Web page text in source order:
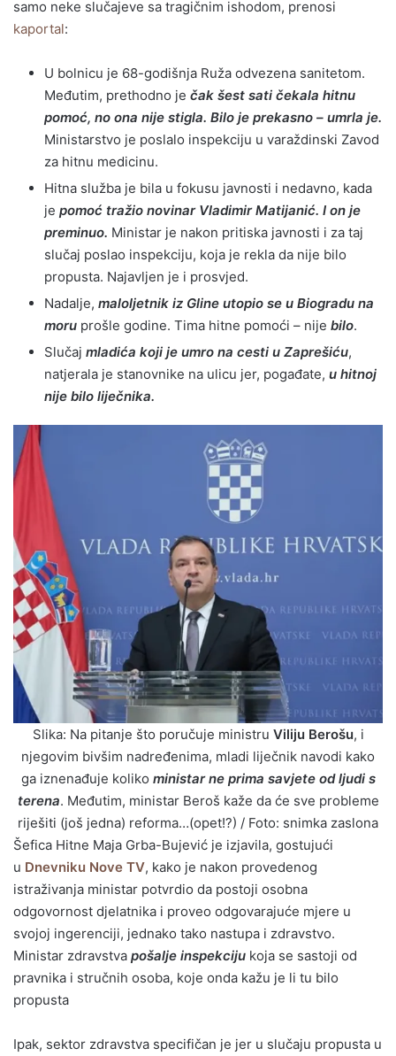
samo neke slučajeve sa tragičnim ishodom, prenosi
kaportal:
U bolnicu je 68-godišnja Ruža odvezena sanitetom.
Međutim, prethodno je čak šest sati čekala hitnu
pomoć, no ona nije stigla. Bilo je prekasno – umrla je.
Ministarstvo je poslalo inspekciju u varaždinski Zavod
za hitnu medicinu.
Hitna služba je bila u fokusu javnosti i nedavno, kada
je pomoć tražio novinar Vladimir Matijanić. I on je
preminuo. Ministar je nakon pritiska javnosti i za taj
slučaj poslao inspekciju, koja je rekla da nije bilo
propusta. Najavljen je i prosvjed.
Nadalje, maloljetnik iz Gline utopio se u Biogradu na
moru prošle godine. Tima hitne pomoći – nije bilo.
Slučaj mladića koji je umro na cesti u Zaprešiću,
natjerala je stanovnike na ulicu jer, pogađate, u hitnoj
nije bilo liječnika.
Slika: Na pitanje što poručuje ministru Viliju Berošu, i
njegovim bivšim nadređenima, mladi liječnik navodi kako
ga iznenađuje koliko ministar ne prima savjete od ljudi s
terena. Međutim, ministar Beroš kaže da će sve probleme
riješiti (još jedna) reforma…(opet!?) / Foto: snimka zaslona
Šefica Hitne Maja Grba-Bujević je izjavila, gostujući
u Dnevniku Nove TV, kako je nakon provedenog
istraživanja ministar potvrdio da postoji osobna
odgovornost djelatnika i proveo odgovarajuće mjere u
svojoj ingerenciji, jednako tako nastupa i zdravstvo.
Ministar zdravstva pošalje inspekciju koja se sastoji od
pravnika i stručnih osoba, koje onda kažu je li tu bilo
propusta
Ipak, sektor zdravstva specifičan je jer u slučaju propusta u